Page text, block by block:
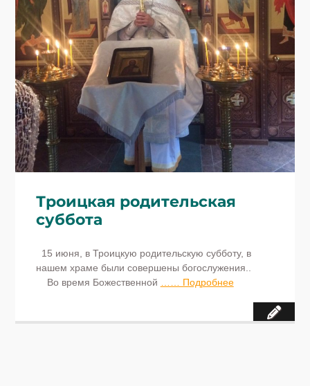
Троицкая родительская
суббота
15 июня, в Троицкую родительскую субботу, в
нашем храме были совершены богослужения..
Во время Божественной
…… Подробнее